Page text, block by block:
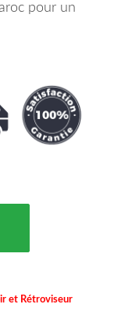
pour un
et Rétroviseur